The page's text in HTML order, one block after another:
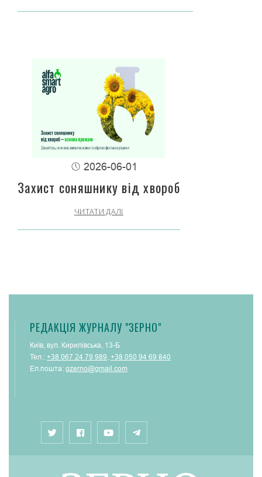
2026-06-01
Захист соняшнику від хвороб
ЧИТАТИ ДАЛІ
РЕДАКЦІЯ ЖУРНАЛУ "ЗЕРНО"
Київ, вул. Кирилівська, 13-Б
Тел.: +38 067 24 79 989, +38 050 94 69 840
Ел.пошта: gzerno@gmail.com